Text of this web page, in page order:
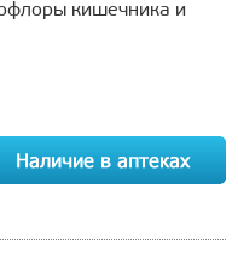
кишечника и